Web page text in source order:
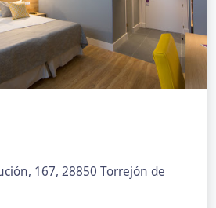
167, 28850 Torrejón de